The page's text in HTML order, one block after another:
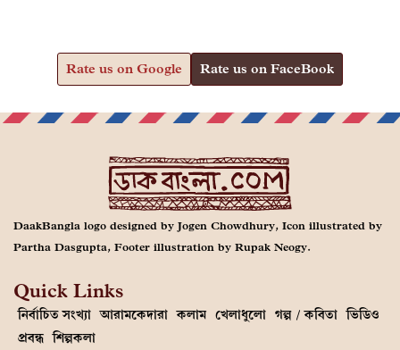
Rate us on Google Rate us on FaceBook
DaakBangla logo designed by Jogen Chowdhury, Icon illustrated by
Partha Dasgupta, Footer illustration by Rupak Neogy.
Quick Links
নির্বাচিত সংখ্যা আরামকেদারা কলাম খেলাধুলো গল্প / কবিতা ভিডিও
প্রবন্ধ শিল্পকলা